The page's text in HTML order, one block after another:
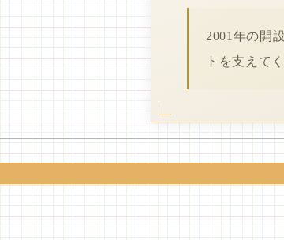
2001年の開
トを支えて